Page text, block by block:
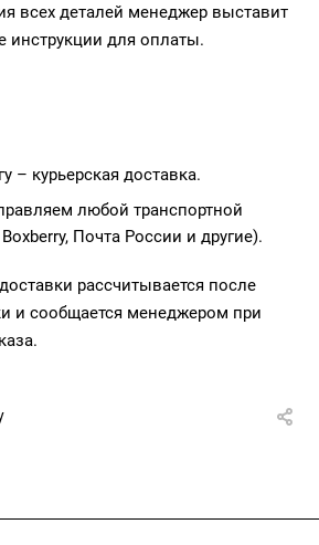
всех деталей менеджер выставит
инструкции для оплаты.
– курьерская доставка.
любой транспортной
Почта России и другие).
рассчитывается после
и сообщается менеджером при